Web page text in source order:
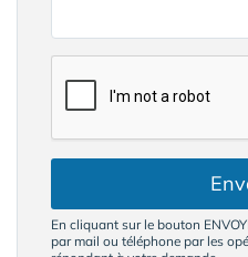
En cliquant sur le bouton
par mail ou téléphone par les